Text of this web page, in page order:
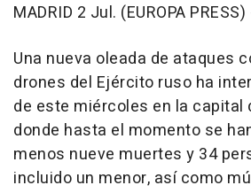
MADRID 2 Jul. (EUROPA PRESS)
Una nueva oleada de ataques
drones del Ejército ruso ha
de este miércoles en la capital
donde hasta el momento se
menos nueve muertes y 34
incluido un menor, así como